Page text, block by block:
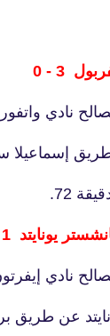
نادي
سار فى الدقيقة
72.
نادي
عن طريق